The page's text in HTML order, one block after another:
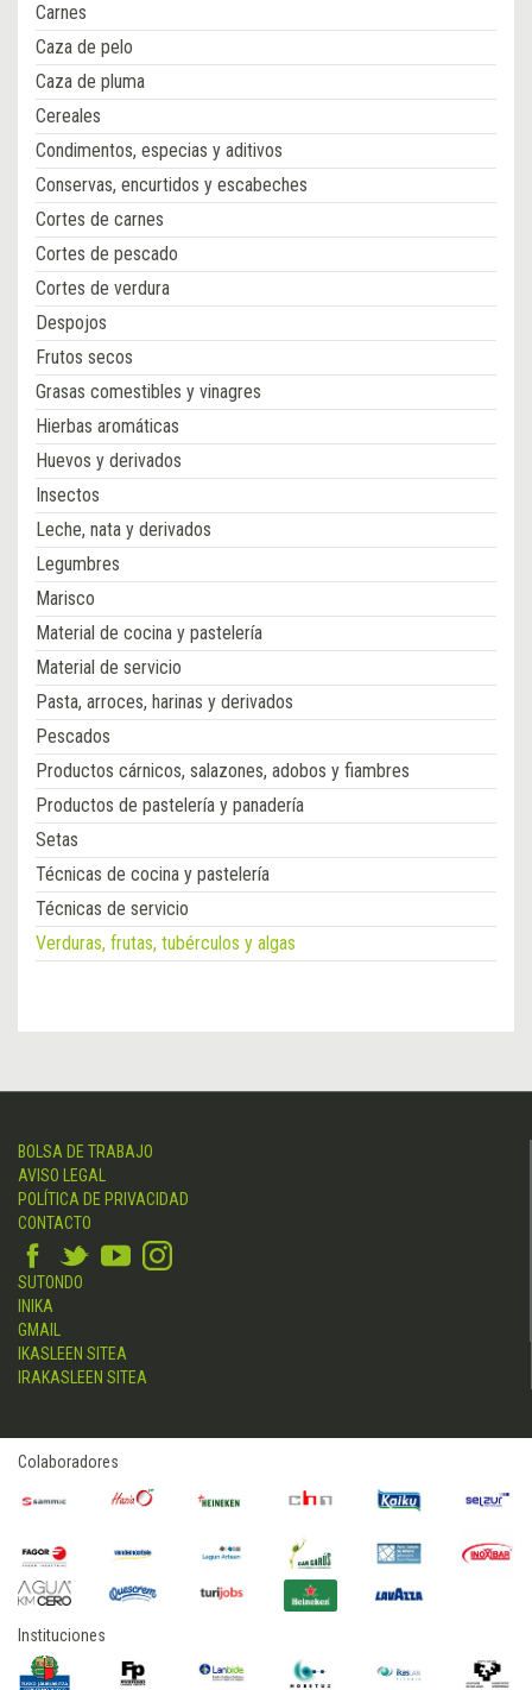
Carnes
Caza de pelo
Caza de pluma
Cereales
Condimentos, especias y aditivos
Conservas, encurtidos y escabeches
Cortes de carnes
Cortes de pescado
Cortes de verdura
Despojos
Frutos secos
Grasas comestibles y vinagres
Hierbas aromáticas
Huevos y derivados
Insectos
Leche, nata y derivados
Legumbres
Marisco
Material de cocina y pastelería
Material de servicio
Pasta, arroces, harinas y derivados
Pescados
Productos cárnicos, salazones, adobos y fiambres
Productos de pastelería y panadería
Setas
Técnicas de cocina y pastelería
Técnicas de servicio
Verduras, frutas, tubérculos y algas
BOLSA DE TRABAJO
AVISO LEGAL
POLÍTICA DE PRIVACIDAD
CONTACTO
SUTONDO
INIKA
GMAIL
IKASLEEN SITEA
IRAKASLEEN SITEA
Colaboradores
Instituciones